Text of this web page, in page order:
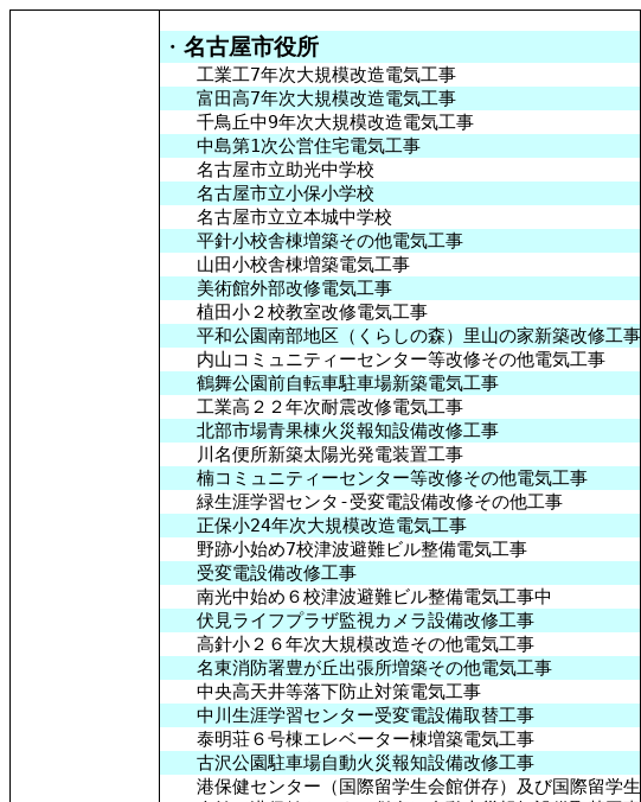
・ 名古屋市役所
工業工7年次大規模改造電気工事
富田高7年次大規模改造電気工事
千鳥丘中9年次大規模改造電気工事
中島第1次公営住宅電気工事
名古屋市立助光中学校
名古屋市立小保小学校
名古屋市立立本城中学校
平針小校舎棟増築その他電気工事
山田小校舎棟増築電気工事
美術館外部改修電気工事
植田小２校教室改修電気工事
平和公園南部地区（くらしの森）里山の家新築改修工事
内山コミュニティーセンター等改修その他電気工事
鶴舞公園前自転車駐車場新築電気工事
工業高２２年次耐震改修電気工事
北部市場青果棟火災報知設備改修工事
川名便所新築太陽光発電装置工事
楠コミュニティーセンター等改修その他電気工事
緑生涯学習センタ-受変電設備改修その他工事
正保小24年次大規模改造電気工事
野跡小始め7校津波避難ビル整備電気工事
受変電設備改修工事
南光中始め６校津波避難ビル整備電気工事中
伏見ライフプラザ監視カメラ設備改修工事
高針小２６年次大規模改造その他電気工事
名東消防署豊が丘出張所増築その他電気工事
中央高天井等落下防止対策電気工事
中川生涯学習センター受変電設備取替工事
泰明荘６号棟エレベーター棟増築電気工事
古沢公園駐車場自動火災報知設備改修工事
港保健センター（国際留学生会館併存）及び国際留学生